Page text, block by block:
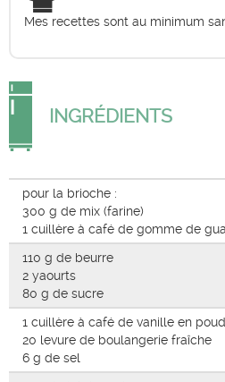
Mes recettes sont au minimum
INGRÉDIENTS
pour la brioche :
300 g de mix (farine)
1 cuillère à café de gomme de
110 g de beurre
2 yaourts
80 g de sucre
1 cuillère à café de vanille en
20 levure de boulangerie fraîche
6 g de sel